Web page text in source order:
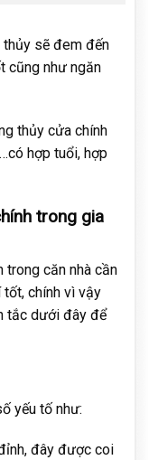
thủy sẽ đem đến
cũng như ngăn
thủy cửa chính
hợp tuổi, hợp
trong gia
trong căn nhà cần
chính vì vậy
tắc dưới đây để
yếu tố như:
đây được coi